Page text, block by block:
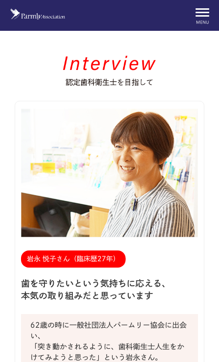
岩永 悦子さん（臨床歴27年）
歯を守りたいという気持ちに応える、
本気の取り組みだと思っています
62歳の時に一般社団法人パームリー協会に出会
い、
「突き動かされるように、歯科衛生士人生をか
けてみようと思った」という岩永さん。